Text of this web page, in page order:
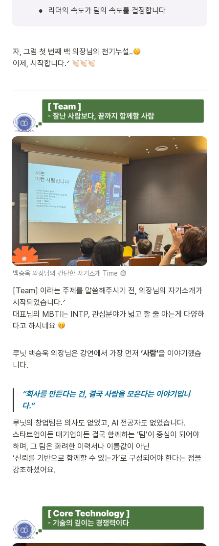
• 리더의 속도가 팀의 속도를 결정합니다
자, 그럼 첫 번째 백 의장님의 천기누설..
이제, 시작합니다.ᐟ
백승욱 의장님의 간단한 자기소개 Time
[Team] 이라는 주제를 말씀해주시기 전, 의장님의 자기소개가
시작되었습니다.ᐟ
대표님의 MBTI는 INTP, 관심분야가 넓고 할 줄 아는게 다양하
다고 하시네요
루닛 백승욱 의장님은 강연에서 가장 먼저 ‘사람’을 이야기했습
니다.
“회사를 만든다는 건, 결국 사람을 모은다는 이야기입니
다.”
루닛의 창업팀은 의사도 없었고, AI 전공자도 없었습니다.
스타트업이든 대기업이든 결국 함께하는 ‘팀’이 중심이 되어야
하며, 그 팀은 화려한 이력서나 이름값이 아닌
‘신뢰를 기반으로 함께할 수 있는가’로 구성되어야 한다는 점을
강조하셨어요.